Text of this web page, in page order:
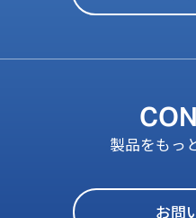
製品をもっ
お問